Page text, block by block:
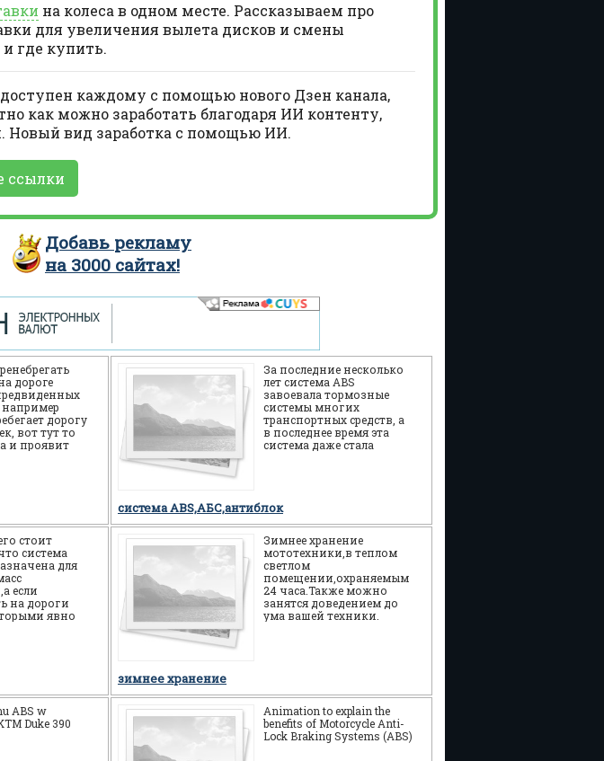
на колеса в одном месте. Рассказываем про
для увеличения вылета дисков и смены
и где купить.
доступен каждому с помощью нового Дзен канала,
как можно заработать благодаря ИИ контенту,
Новый вид заработка с помощью ИИ.
ссылки
Добавь рекламу
на 3000 сайтах!
дороге
дорогу
вот тут то
и проявит
За последние несколько
лет система ABS
завоевала тормозные
системы многих
транспортных средств, а
в последнее время эта
система даже стала
система ABS,АБС,антиблок
стоит
система
для
если
на дороги
явно
Зимнее хранение
мототехники,в теплом
светлом
помещении,охраняемым
24 часа.Также можно
занятся доведением до
ума вашей техники.
зимнее хранение
ABS w
Duke 390
Animation to explain the
benefits of Motorcycle Anti-
Lock Braking Systems (ABS)